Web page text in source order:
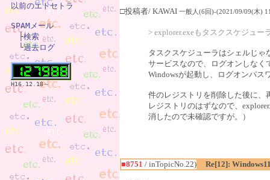
□投稿者/ KAWAI 一般人(6回)-(2021/09/09(木)
> explorer.exeもタスクスケジュ
タスクスケジューラはシェルじゃ
サービスなので、ログオンしなく
Windowsが起動し、ログオンパス
件のレジストリを削除した後に、
レジストリのはずなので、
消したので未確認ですが。）
■8751 / inTopicNo.22) Re[12]:
以前のエトセトラ
SPAMメール
├検索
└過去ログ
H16.12.18～